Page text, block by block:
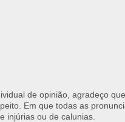
de opinião, agradeço
Em que todas as
injúrias ou de calunias.